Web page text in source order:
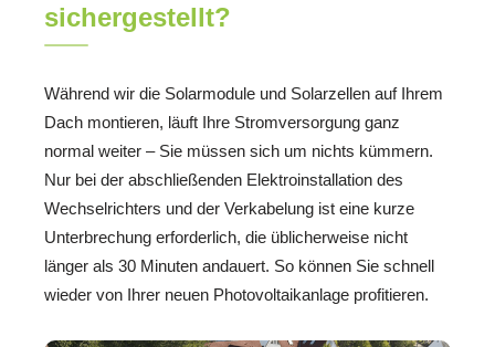
sichergestellt?
Während wir die Solarmodule und Solarzellen auf Ihrem
Dach montieren, läuft Ihre Stromversorgung ganz
normal weiter – Sie müssen sich um nichts kümmern.
Nur bei der abschließenden Elektroinstallation des
Wechselrichters und der Verkabelung ist eine kurze
Unterbrechung erforderlich, die üblicherweise nicht
länger als 30 Minuten andauert. So können Sie schnell
wieder von Ihrer neuen Photovoltaikanlage profitieren.